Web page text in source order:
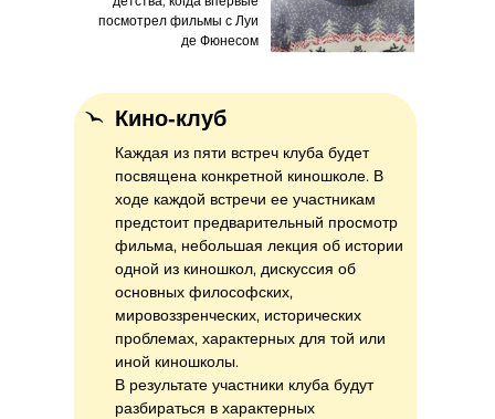
Кино-клуб
Каждая из пяти встреч клуба будет
посвящена конкретной киношколе. В
ходе каждой встречи ее участникам
предстоит предварительный просмотр
фильма, небольшая лекция об истории
одной из киношкол, дискуссия об
основных философских,
мировоззренческих, исторических
проблемах, характерных для той или
иной киношколы.
В результате участники клуба будут
разбираться в характерных
посмотрел фильмы с Луи
де Фюнесом